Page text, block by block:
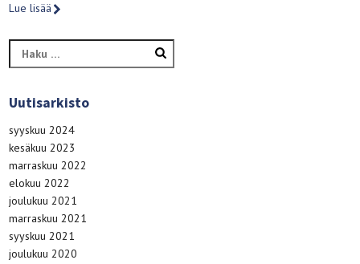
Lue lisää
Haku:
Uutisarkisto
syyskuu 2024
kesäkuu 2023
marraskuu 2022
elokuu 2022
joulukuu 2021
marraskuu 2021
syyskuu 2021
joulukuu 2020